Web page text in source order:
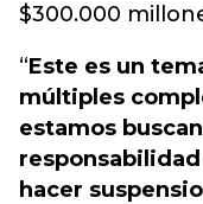
$300.000
“Este es un
múltiples
estamos
hacer